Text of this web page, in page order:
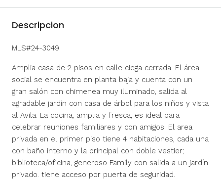
Descripcion
MLS#24-3049
Amplia casa de 2 pisos en calle ciega cerrada. El área
social se encuentra en planta baja y cuenta con un
gran salón con chimenea muy iluminado, salida al
agradable jardín con casa de árbol para los niños y vista
al Avila. La cocina, amplia y fresca, es ideal para
celebrar reuniones familiares y con amigos. El area
privada en el primer piso tiene 4 habitaciones, cada una
con baño interno y la principal con doble vestier;
biblioteca/oficina, generoso Family con salida a un jardín
privado. tiene acceso por puerta de seguridad.